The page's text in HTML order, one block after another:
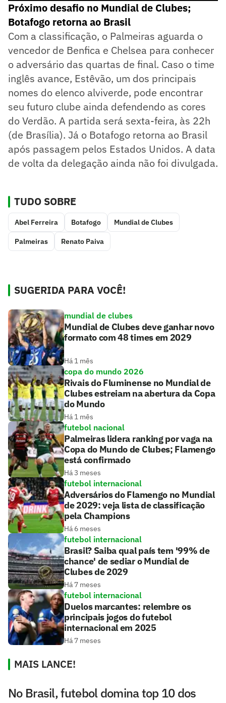
Próximo desafio no Mundial de Clubes;
Botafogo retorna ao Brasil
Com a classificação, o Palmeiras aguarda o
vencedor de Benfica e Chelsea para conhecer
o adversário das quartas de final. Caso o time
inglês avance, Estêvão, um dos principais
nomes do elenco alviverde, pode encontrar
seu futuro clube ainda defendendo as cores
do Verdão. A partida será sexta-feira, às 22h
(de Brasília). Já o Botafogo retorna ao Brasil
após passagem pelos Estados Unidos. A data
de volta da delegação ainda não foi divulgada.
TUDO SOBRE
Abel Ferreira Botafogo Mundial de Clubes
Palmeiras Renato Paiva
SUGERIDA PARA VOCÊ!
mundial de clubes
Mundial de Clubes deve ganhar novo
formato com 48 times em 2029
Há 1 mês
copa do mundo 2026
Rivais do Fluminense no Mundial de
Clubes estreiam na abertura da Copa
do Mundo
Há 1 mês
futebol nacional
Palmeiras lidera ranking por vaga na
Copa do Mundo de Clubes; Flamengo
está confirmado
Há 3 meses
futebol internacional
Adversários do Flamengo no Mundial
de 2029: veja lista de classificação
pela Champions
Há 6 meses
futebol internacional
Brasil? Saiba qual país tem '99% de
chance' de sediar o Mundial de
Clubes de 2029
Há 7 meses
futebol internacional
Duelos marcantes: relembre os
principais jogos do futebol
internacional em 2025
Há 7 meses
MAIS LANCE!
No Brasil, futebol domina top 10 dos